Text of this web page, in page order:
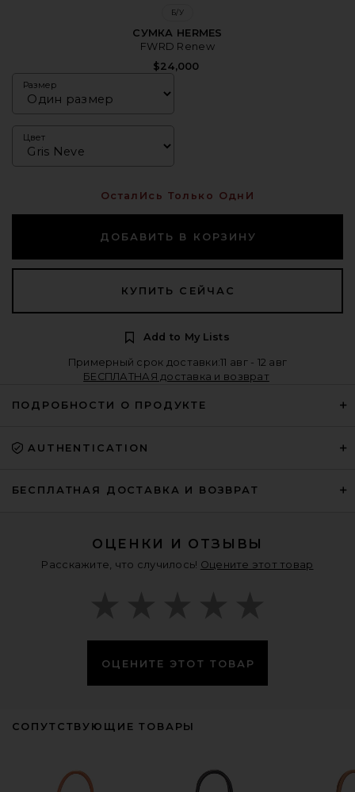
Б/У
СУМКА HERMES
FWRD Renew
$24,000
Размер
Цвет
ОсталИсь Только ОднИ
ДОБАВИТЬ В КОРЗИНУ
КУПИТЬ СЕЙЧАС
Add to My Lists
Примерный срок доставки:11 авг - 12 авг
БЕСПЛАТНАЯ доставка и возврат
ПОДРОБНОСТИ О ПРОДУКТЕ
AUTHENTICATION
БЕСПЛАТНАЯ ДОСТАВКА И ВОЗВРАТ
ОЦЕНКИ И ОТЗЫВЫ
Расскажите, что случилось! Оцените этот товар
ОЦЕНИТЕ ЭТОТ ТОВАР
СОПУТСТВУЮЩИЕ ТОВАРЫ